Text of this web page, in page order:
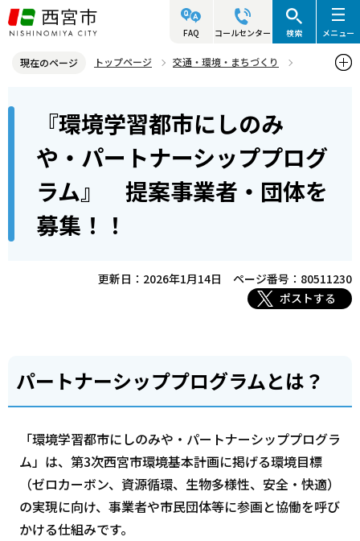
こ
の
ジ
FAQ コールセンター 検索 メニュー
現在のページ トップページ
交通・環境・まちづくり
『環境学習都市にしのみや・パートナーシッププログラム』 提案事
業者・団体を募集！！
『環境学習都市にしのみ
や・パートナーシッププログ
ラム』 提案事業者・団体を
募集！！
更新日：2026年1月14日
ページ番号：80511230
ポストする
パートナーシッププログラムとは？
「環境学習都市にしのみや・パートナーシッププログラ
ム」は、第3次西宮市環境基本計画に掲げる環境目標
（ゼロカーボン、資源循環、生物多様性、安全・快適）
の実現に向け、事業者や市民団体等に参画と協働を呼び
かける仕組みです。